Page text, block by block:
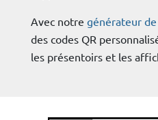
Avec notre générateur de
des codes QR
les présentoirs et les